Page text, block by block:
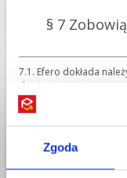
Zgoda
§ 7
7.1. Efero dokłada
działania serwisu oraz
Usługi pocztowe i
7.2. Efero zobowiązuje
Zleceniodawców,
7.3. Zleceniodawcy
niewykonania lub
zobowiązań